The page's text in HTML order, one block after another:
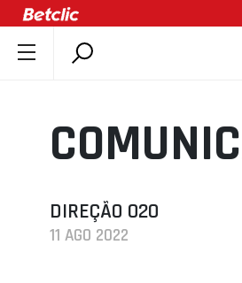
DOCUMENTOS
ÚLTIMAS
ASSOCIAÇÕES
CLUBES
DIREÇÃO 020
11 AGO 2022